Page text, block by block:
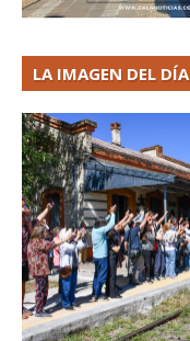
LA IMAGEN DEL DÍA